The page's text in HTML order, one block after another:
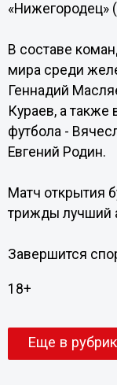
«Нижегородец»
В составе
мира среди
Геннадий
Кураев, а также
футбола -
Евгений Родин.
Матч открытия
трижды лучший
Завершится
18+
Еще в